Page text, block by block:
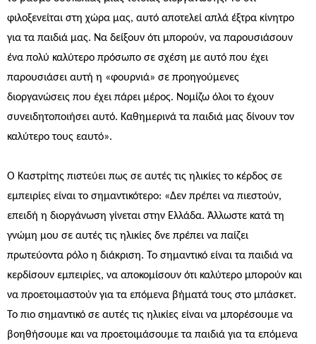
φιλοξενείται στη χώρα μας, αυτό αποτελεί απλά έξτρα κίνητρο
για τα παιδιά μας. Να δείξουν ότι μπορούν, να παρουσιάσουν
ένα πολύ καλύτερο πρόσωπο σε σχέση με αυτό που έχει
παρουσιάσει αυτή η «φουρνιά» σε προηγούμενες
διοργανώσεις που έχει πάρει μέρος. Νομίζω όλοι το έχουν
συνειδητοποιήσει αυτό. Καθημερινά τα παιδιά μας δίνουν τον
καλύτερο τους εαυτό».
Ο Καστρίτης πιστεύει πως σε αυτές τις ηλικίες το κέρδος σε
εμπειρίες είναι το σημαντικότερο: «Δεν πρέπει να πιεστούν,
επειδή η διοργάνωση γίνεται στην Ελλάδα. Άλλωστε κατά τη
γνώμη μου σε αυτές τις ηλικίες δνε πρέπει να παίζει
πρωτεύοντα ρόλο η διάκριση. Το σημαντικό είναι τα παιδιά να
κερδίσουν εμπειρίες, να αποκομίσουν ότι καλύτερο μπορούν και
να προετοιμαστούν για τα επόμενα βήματά τους στο μπάσκετ.
Το πιο σημαντικό σε αυτές τις ηλικίες είναι να μπορέσουμε να
βοηθήσουμε και να προετοιμάσουμε τα παιδιά για τα επόμενα